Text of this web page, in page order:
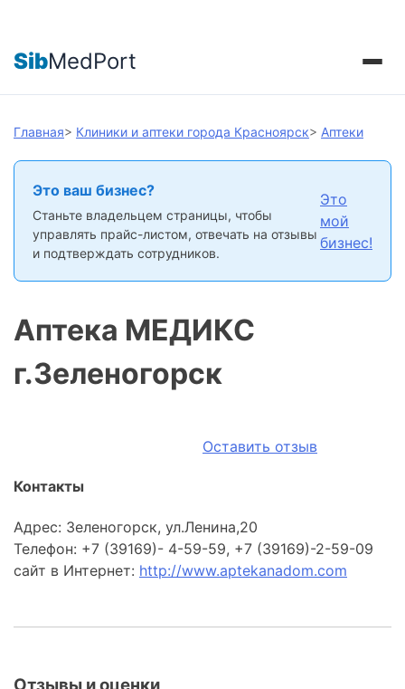
SibMedPort
Главная> Клиники и аптеки города Красноярск> Аптеки
Это ваш бизнес?
Станьте владельцем страницы, чтобы
управлять прайс-листом, отвечать на отзывы
и подтверждать сотрудников.
Это
мой
бизнес!
Аптека МЕДИКС
г.Зеленогорск
Оставить отзыв
Контакты
Адрес: Зеленогорск, ул.Ленина,20
Телефон: +7 (39169)- 4-59-59, +7 (39169)-2-59-09
сайт в Интернет: http://www.aptekanadom.com